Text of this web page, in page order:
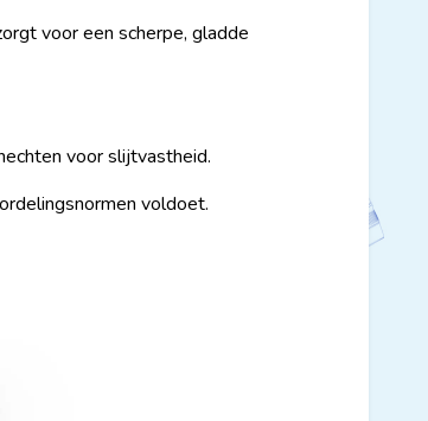
voor een scherpe, gladde
voor slijtvastheid.
voldoet.